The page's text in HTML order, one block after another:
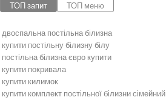
ТОП запит ТОП меню
двоспальна постільна білизна
купити постільну білизну білу
постільна білизна євро купити
купити покривала
купити килимок
купити комплект постільної білизни сімейний